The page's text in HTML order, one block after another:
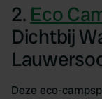
2. Eco
Dichtbij
Deze eco-